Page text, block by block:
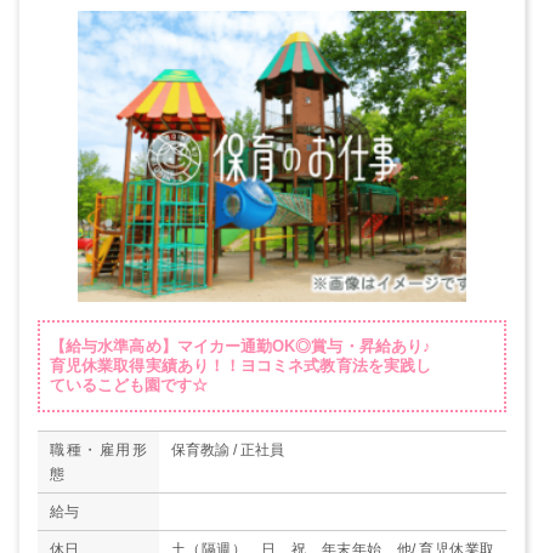
【給与水準高め】マイカー通勤OK◎賞与・昇給あり♪
育児休業取得実績あり！！ヨコミネ式教育法を実践し
ているこども園です☆
職種・雇用形
態
保育教諭 / 正社員
給与
休日
土（隔週）、日、祝、年末年始、他/ 育児休業取